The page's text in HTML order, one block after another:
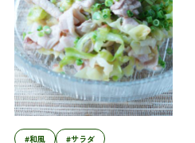
#和風 #サラダ